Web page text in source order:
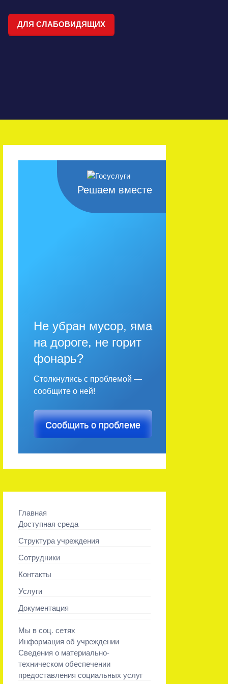
ДЛЯ СЛАБОВИДЯЩИХ
Решаем вместе
Не убран мусор, яма
на дороге, не горит
фонарь?
Столкнулись с проблемой —
сообщите о ней!
Сообщить о проблеме
Главная
Доступная среда
Структура учреждения
Сотрудники
Контакты
Услуги
Документация
Мы в соц. сетях
Информация об учреждении
Сведения о материально-
техническом обеспечении
предоставления социальных услуг